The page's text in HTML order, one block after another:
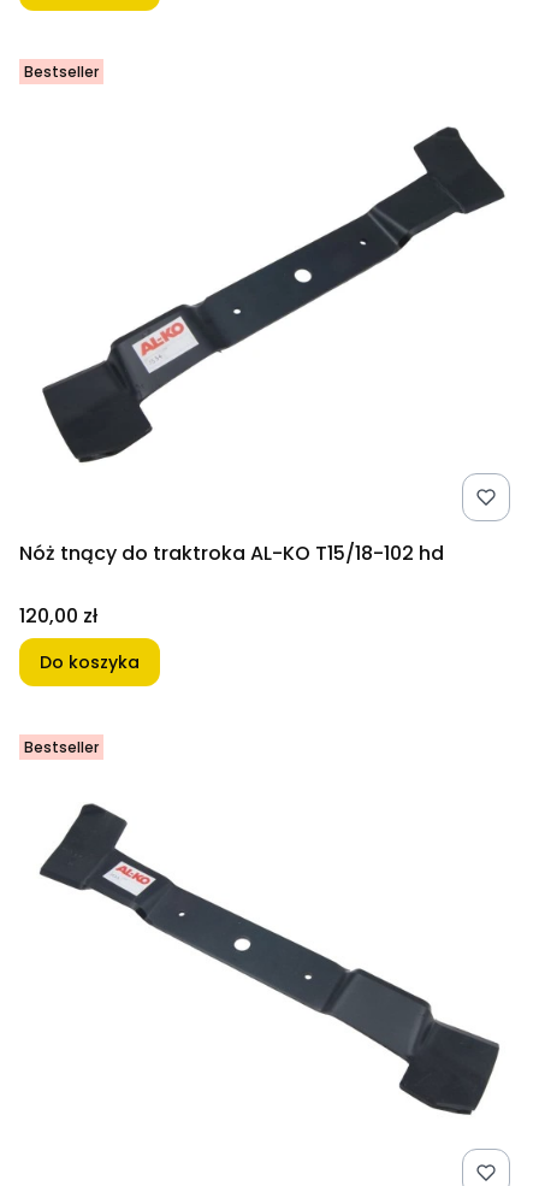
Bestseller
Nóż tnący do traktroka AL-KO T15/18-102 hd
Cena
120,00 zł
Do koszyka
Bestseller